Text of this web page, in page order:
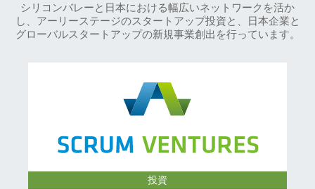
シリコンバレーと日本における幅広いネットワークを活か
し、アーリーステージのスタートアップ投資と、日本企業と
グローバルスタートアップの新規事業創出を行っています。
投資